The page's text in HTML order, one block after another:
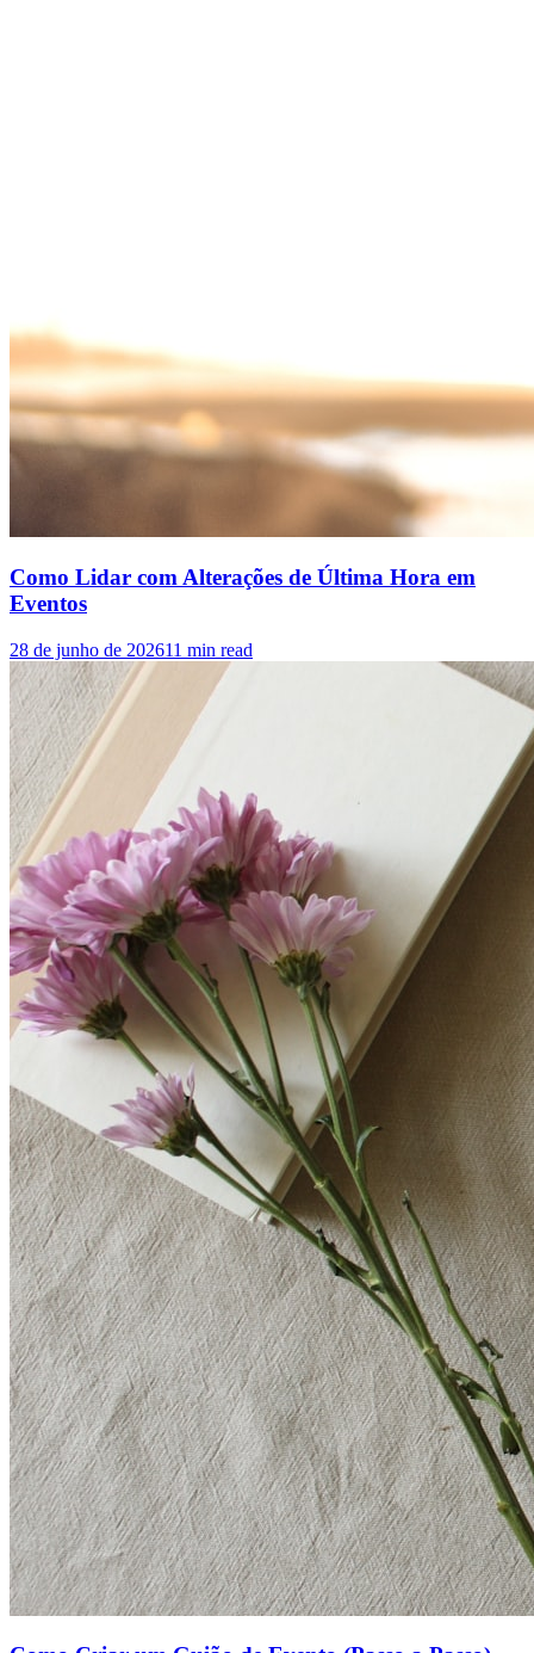
Como Lidar com Alterações de Última Hora em
Eventos
28 de junho de 202611 min read